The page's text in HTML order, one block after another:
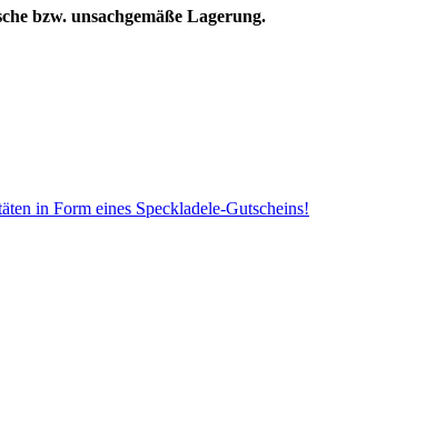
bzw. unsachgemäße Lagerung.
in Form eines Speckladele-Gutscheins!